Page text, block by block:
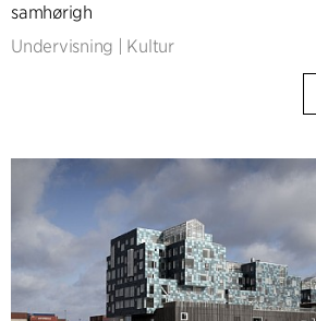
samhørigh
Undervisning
Kultur